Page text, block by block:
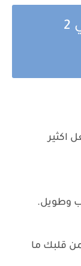
رواية وجوه الحب الجزء الثاني 2
اكثير
وطويل.
قلبك ما